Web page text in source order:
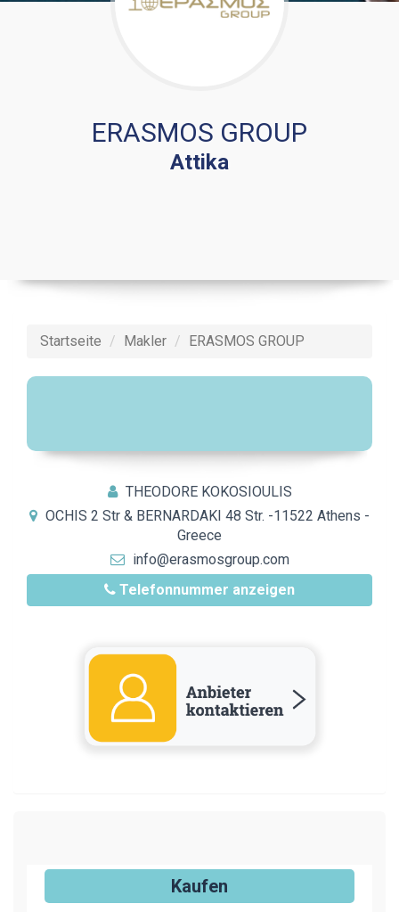
ERASMOS GROUP
Attika
Startseite Makler ERASMOS GROUP
THEODORE KOKOSIOULIS
OCHIS 2 Str & BERNARDAKI 48 Str. -11522 Athens -
Greece
info@erasmosgroup.com
Telefonnummer anzeigen
Kaufen